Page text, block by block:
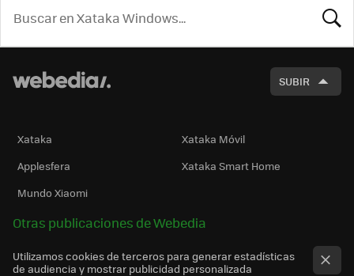
SUBIR
Xataka
Xataka Móvil
Applesfera
Xataka Smart Home
Mundo Xiaomi
Otras publicaciones de Webedia
Utilizamos cookies de terceros para generar estadísticas
de audiencia y mostrar publicidad personalizada